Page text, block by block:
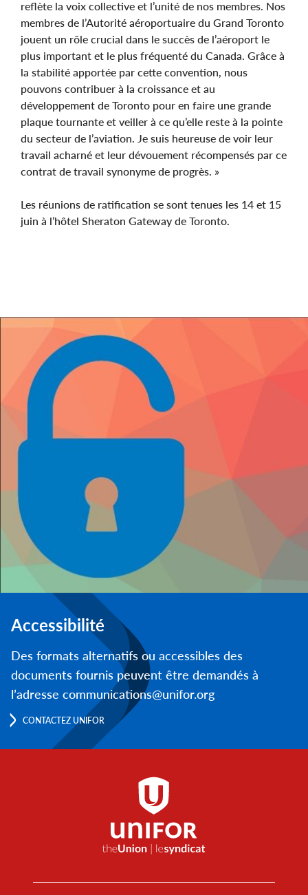
reflète la voix collective et l’unité de nos membres. Nos
membres de l’Autorité aéroportuaire du Grand Toronto
jouent un rôle crucial dans le succès de l’aéroport le
plus important et le plus fréquenté du Canada. Grâce à
la stabilité apportée par cette convention, nous
pouvons contribuer à la croissance et au
développement de Toronto pour en faire une grande
plaque tournante et veiller à ce qu’elle reste à la pointe
du secteur de l’aviation. Je suis heureuse de voir leur
travail acharné et leur dévouement récompensés par ce
contrat de travail synonyme de progrès. »
Les réunions de ratification se sont tenues les 14 et 15
juin à l’hôtel Sheraton Gateway de Toronto.
Accessibilité
Des formats alternatifs ou accessibles des
documents fournis peuvent être demandés à
l’adresse communications@unifor.org
CONTACTEZ UNIFOR